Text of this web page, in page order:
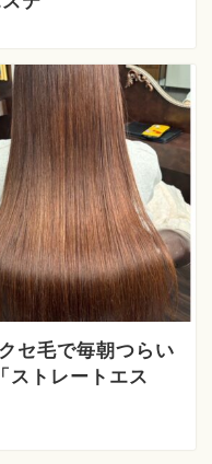
セ毛で毎朝つらい
ストレートエス